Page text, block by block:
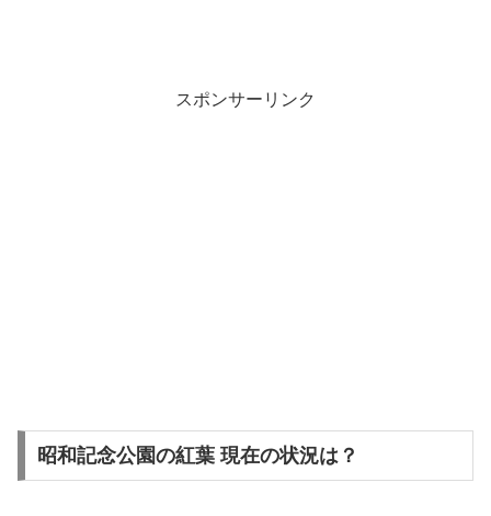
スポンサーリンク
昭和記念公園の紅葉 現在の状況は？